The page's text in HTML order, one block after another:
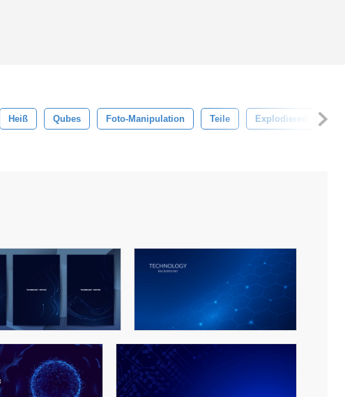
Heiß Qubes Foto-Manipulation Teile Explodieren